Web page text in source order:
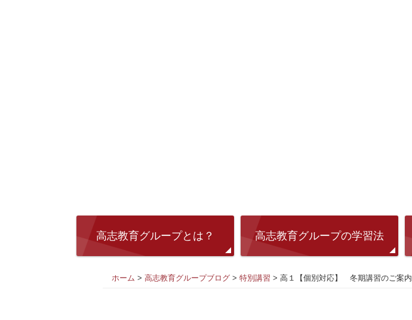
高志教育グループとは？ 高志教育グループの学習法
ホーム > 高志教育グループブログ > 特別講習 > 高１【個別対応】 冬期講習のご案内